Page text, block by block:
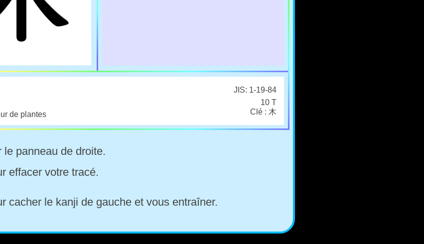
JIS: 1-19-84
10 T
de plantes
Clé : 木
panneau de droite.
effacer votre tracé.
cacher le kanji de gauche et vous entraîner.